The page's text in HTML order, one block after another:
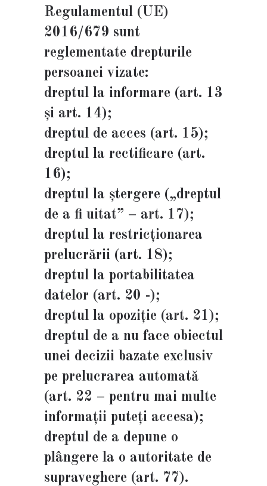
Regulamentul (UE)
2016/679 sunt
reglementate drepturile
persoanei vizate:
dreptul la informare (art. 13
și art. 14);
dreptul de acces (art. 15);
dreptul la rectificare (art.
16);
dreptul la ștergere („dreptul
de a fi uitat” – art. 17);
dreptul la restricționarea
prelucrării (art. 18);
dreptul la portabilitatea
datelor (art. 20 -);
dreptul la opoziție (art. 21);
dreptul de a nu face obiectul
unei decizii bazate exclusiv
pe prelucrarea automată
(art. 22 – pentru mai multe
informații puteți accesa);
dreptul de a depune o
plângere la o autoritate de
supraveghere (art. 77).